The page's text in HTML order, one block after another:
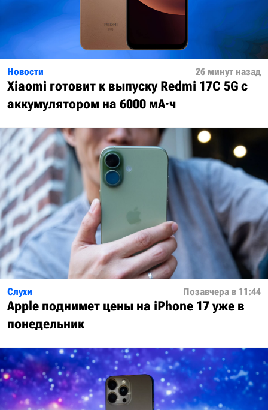
Новости 26 минут назад
Xiaomi готовит к выпуску Redmi 17C 5G с
аккумулятором на 6000 мА·ч
Слухи Позавчера в 11:44
Apple поднимет цены на iPhone 17 уже в
понедельник